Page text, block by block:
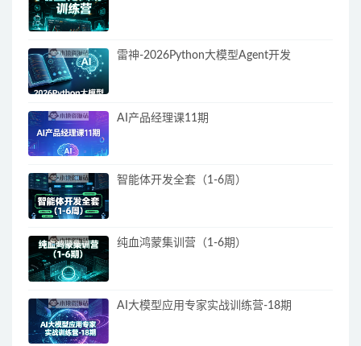
雷神-2026Python大模型Agent开发
AI产品经理课11期
智能体开发全套（1-6周）
纯血鸿蒙集训营（1-6期）
AI大模型应用专家实战训练营-18期